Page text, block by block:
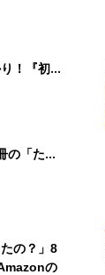
！『初め
頭大特
の「たま
の？」8
の